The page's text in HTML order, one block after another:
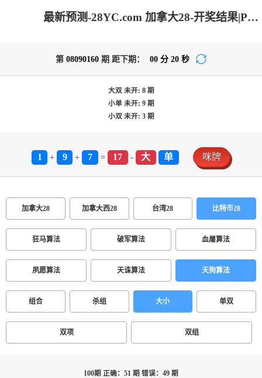
最新预测-28YC.com 加拿大28-开奖结果|PC结果在线咪牌|加拿大28在线预测网|加拿大pc在线_专注研究在线加拿大预测！
第 08090160 期 距下期： 00 分 20 秒
大双 未开: 8期
小单 未开: 9期
小双 未开: 3期
1 + 9 + 7 = 17 - 大 单 咪牌
加拿大28 加拿大西28 台湾28 比特币28
狂马算法 破军算法 血屠算法
夙愿算法 天诛算法 天狗算法
组合 杀组 大小 单双
双项 双组
100期 正确：51 期 错误：49 期